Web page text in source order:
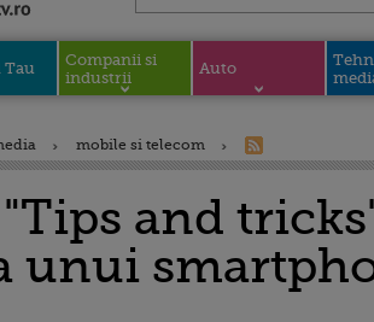
Tau
Companii si
industrii
Auto
mobile si telecom
and
unui